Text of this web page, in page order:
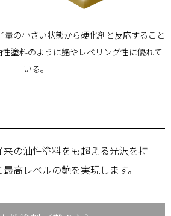
量の小さい状態から硬化剤と反応すること
塗料のように艶やレベリング性に優れて
いる。
の油性塗料をも超える光沢を持
高レベルの艶を実現します。